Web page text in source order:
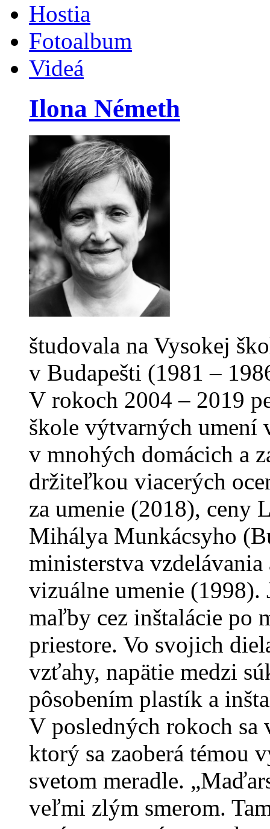
Hostia
Fotoalbum
Videá
Ilona Németh
študovala na Vysokej
v Budapešti (1981 –
V rokoch 2004 – 2019
škole výtvarných umení
v mnohých domácich a
držiteľkou viacerých
za umenie (2018), ceny
Mihálya Munkácsyho
ministerstva
vizuálne umenie (1998).
maľby cez inštalácie po
priestore. Vo svojich
vzťahy, napätie medzi
pôsobením plastík a
V posledných rokoch sa
ktorý sa zaoberá témou
svetom meradle.
veľmi zlým smerom.